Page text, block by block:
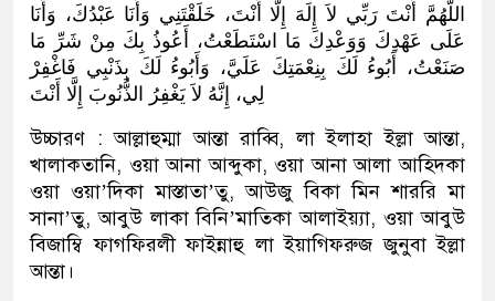
اللَّهُمَّ أَنْتَ رَبِّي لاَ إِلَهَ إِلَّا أَنْتَ، خَلَقْتَنِي وَأَنَا عَبْدُكَ، وَأَنَا
عَلَى عَهْدِكَ وَوَعْدِكَ مَا اسْتَطَعْتُ، أَعُوذُ بِكَ مِنْ شَرِّ مَا
صَنَعْتُ، أَبُوءُ لَكَ بِنِعْمَتِكَ عَلَيَّ، وَأَبُوءُ لَكَ بِذَنْبِي فَاغْفِرْ
لِي، إِنَّهُ لاَ يَغْفِرُ الذُّنُوبَ إِلَّا أَنْتَ
উচ্চারণ : আল্লাহুম্মা আন্তা রাব্বি, লা ইলাহা ইল্লা আন্তা,
খালাকতানি, ওয়া আনা আব্দুকা, ওয়া আনা আলা আহিদকা
ওয়া ওয়া’দিকা মাস্তাতা’তু, আউজু বিকা মিন শাররি মা
সানা’তু, আবুউ লাকা বিনি’মাতিকা আলাইয়্যা, ওয়া আবুউ
বিজাম্বি ফাগফিরলী ফাইন্নাহু লা ইয়াগিফরুজ জুনুবা ইল্লা
আন্তা।